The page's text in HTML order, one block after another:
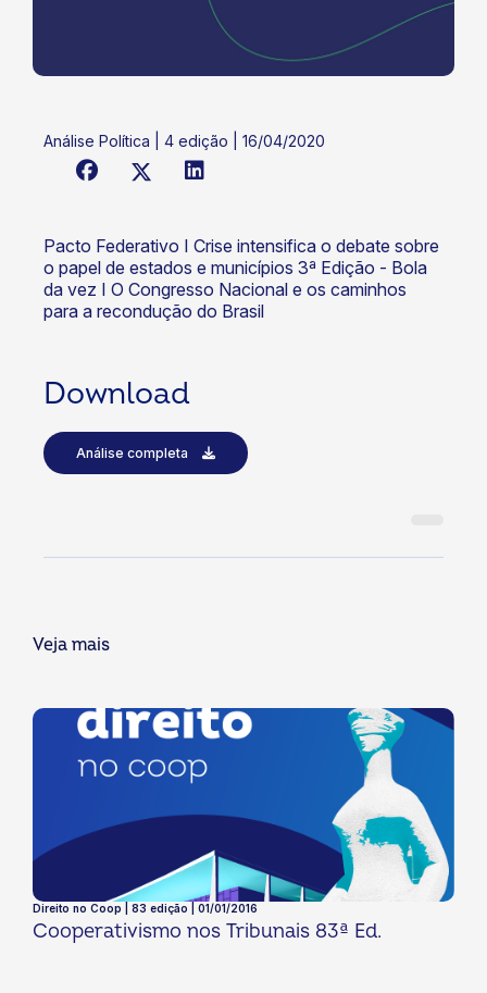
Análise Política | 4 edição | 16/04/2020
Pacto Federativo I Crise intensifica o debate sobre
o papel de estados e municípios 3ª Edição - Bola
da vez I O Congresso Nacional e os caminhos
para a recondução do Brasil
Download
Análise completa
Veja mais
Direito no Coop | 83 edição | 01/01/2016
Cooperativismo nos Tribunais 83ª Ed.